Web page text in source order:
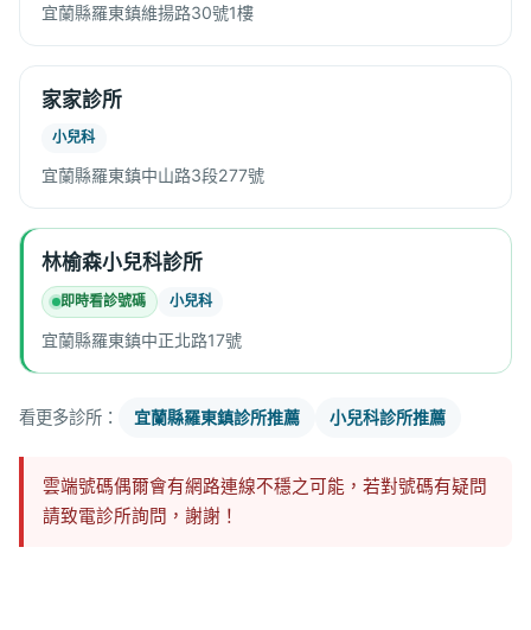
宜蘭縣羅東鎮維揚路30號1樓
家家診所
小兒科
宜蘭縣羅東鎮中山路3段277號
林榆森小兒科診所
即時看診號碼 小兒科
宜蘭縣羅東鎮中正北路17號
看更多診所： 宜蘭縣羅東鎮診所推薦 小兒科診所推薦
雲端號碼偶爾會有網路連線不穩之可能，若對號碼有疑問
請致電診所詢問，謝謝！